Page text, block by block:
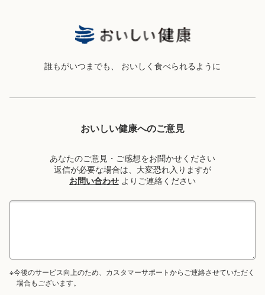
誰もがいつまでも、 おいしく食べられるように
おいしい健康へのご意見
あなたのご意見・ご感想をお聞かせください
返信が必要な場合は、大変恐れ入りますが
お問い合わせ よりご連絡ください
※今後のサービス向上のため、カスタマーサポートからご連絡させていただく
場合もございます。